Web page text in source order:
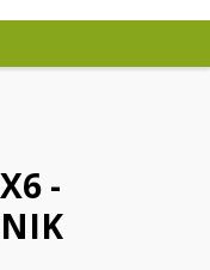
-